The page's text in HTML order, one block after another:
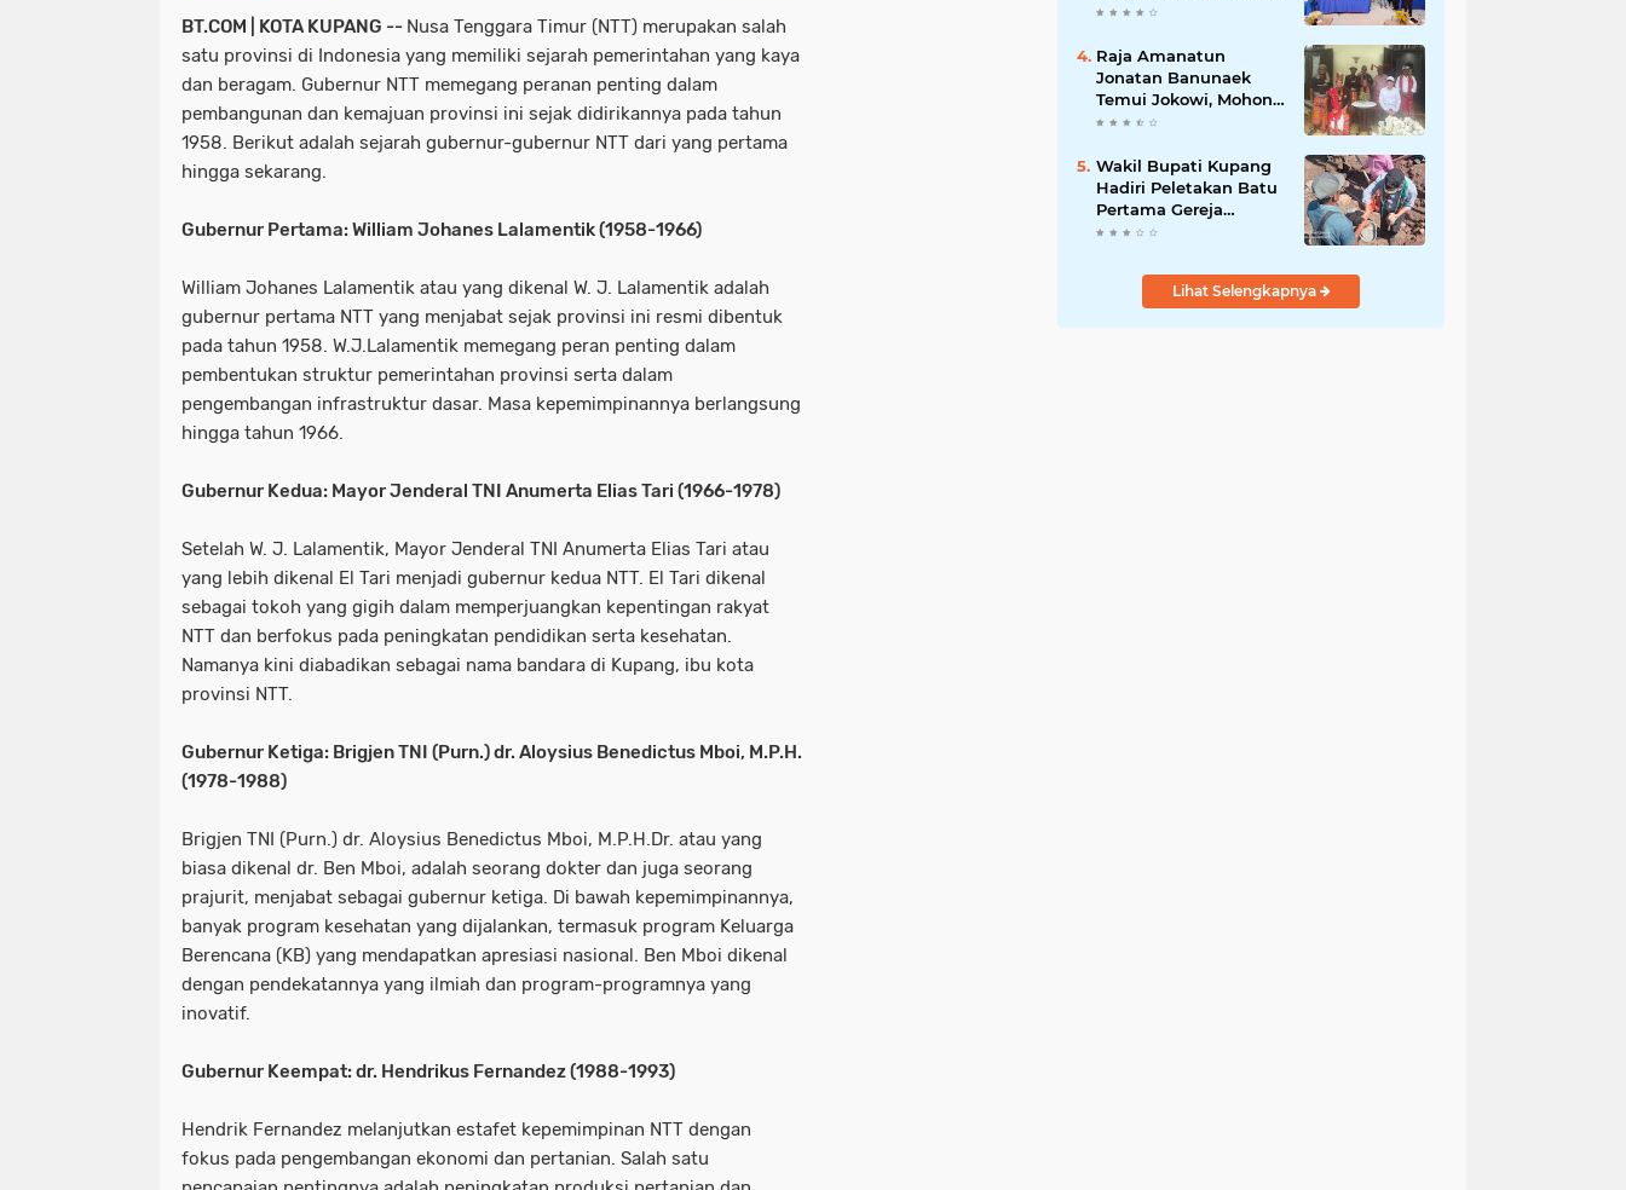
BT.COM | KOTA KUPANG -- Nusa Tenggara Timur (NTT) merupakan salah
satu provinsi di Indonesia yang memiliki sejarah pemerintahan yang kaya
dan beragam. Gubernur NTT memegang peranan penting dalam
pembangunan dan kemajuan provinsi ini sejak didirikannya pada tahun
1958. Berikut adalah sejarah gubernur-gubernur NTT dari yang pertama
hingga sekarang.
Gubernur Pertama: William Johanes Lalamentik (1958-1966)
William Johanes Lalamentik atau yang dikenal W. J. Lalamentik adalah
gubernur pertama NTT yang menjabat sejak provinsi ini resmi dibentuk
pada tahun 1958. W.J.Lalamentik memegang peran penting dalam
pembentukan struktur pemerintahan provinsi serta dalam
pengembangan infrastruktur dasar. Masa kepemimpinannya berlangsung
hingga tahun 1966.
Gubernur Kedua: Mayor Jenderal TNI Anumerta Elias Tari (1966-1978)
Setelah W. J. Lalamentik, Mayor Jenderal TNI Anumerta Elias Tari atau
yang lebih dikenal El Tari menjadi gubernur kedua NTT. El Tari dikenal
sebagai tokoh yang gigih dalam memperjuangkan kepentingan rakyat
NTT dan berfokus pada peningkatan pendidikan serta kesehatan.
Namanya kini diabadikan sebagai nama bandara di Kupang, ibu kota
provinsi NTT.
Gubernur Ketiga: Brigjen TNI (Purn.) dr. Aloysius Benedictus Mboi, M.P.H.
(1978-1988)
Brigjen TNI (Purn.) dr. Aloysius Benedictus Mboi, M.P.H.Dr. atau yang
biasa dikenal dr. Ben Mboi, adalah seorang dokter dan juga seorang
prajurit, menjabat sebagai gubernur ketiga. Di bawah kepemimpinannya,
banyak program kesehatan yang dijalankan, termasuk program Keluarga
Berencana (KB) yang mendapatkan apresiasi nasional. Ben Mboi dikenal
dengan pendekatannya yang ilmiah dan program-programnya yang
inovatif.
Gubernur Keempat: dr. Hendrikus Fernandez (1988-1993)
Hendrik Fernandez melanjutkan estafet kepemimpinan NTT dengan
fokus pada pengembangan ekonomi dan pertanian. Salah satu
Kupang Resmi Tutup
Raja Amanatun
Jonatan Banunaek
Temui Jokowi, Mohon
Dukungan Pemekaran
Wakil Bupati Kupang
Hadiri Peletakan Batu
Pertama Gereja
Imanuel Bonet
Lihat Selengkapnya